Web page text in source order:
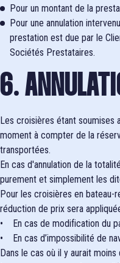
Pour un montant de la
Pour une annulation
prestation est due par le
Sociétés Prestataires.
6.
Les croisières étant soumises
moment à compter de la
transportées.
En cas d'annulation de la
purement et simplement les
Pour les croisières en bateau-
réduction de prix sera
• En cas de modification du
• En cas d’impossibilité de
Dans le cas où il y aurait